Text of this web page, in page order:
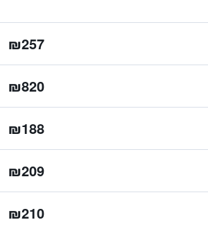
₪257
₪820
₪188
₪209
₪210